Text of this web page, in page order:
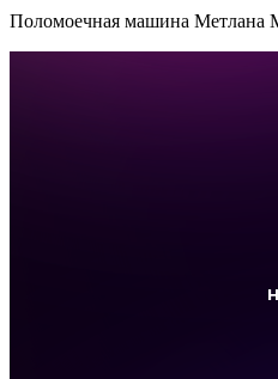
Поломоечная машина Метлана